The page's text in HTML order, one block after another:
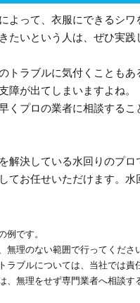
よって、衣服にできるシ
いという人は、ぜひ実践
ラブルに気付くこともあ
障が出てしまいますよね。
くプロの業者に相談するこ
解決している水回りのプロ
てお任せいただけます。水
です。
理のない範囲で行ってくださ
ブルについては、当社では責
無理をせず専門業者へ相談す